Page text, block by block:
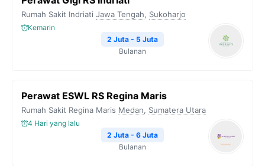
Rumah Sakit Indriati Jawa Tengah, Sukoharjo
Kemarin
2 Juta - 5 Juta
Bulanan
Perawat ESWL RS Regina Maris
Rumah Sakit Regina Maris Medan, Sumatera Utara
4 Hari yang lalu
2 Juta - 6 Juta
Bulanan